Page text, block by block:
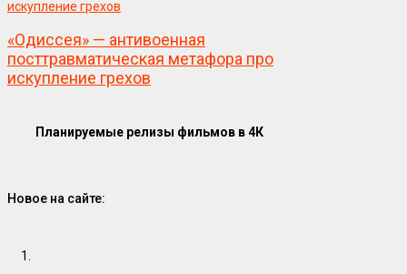
«Одиссея» — антивоенная
посттравматическая метафора про
искупление грехов
Планируемые релизы фильмов в 4К
Новое на сайте:
1.